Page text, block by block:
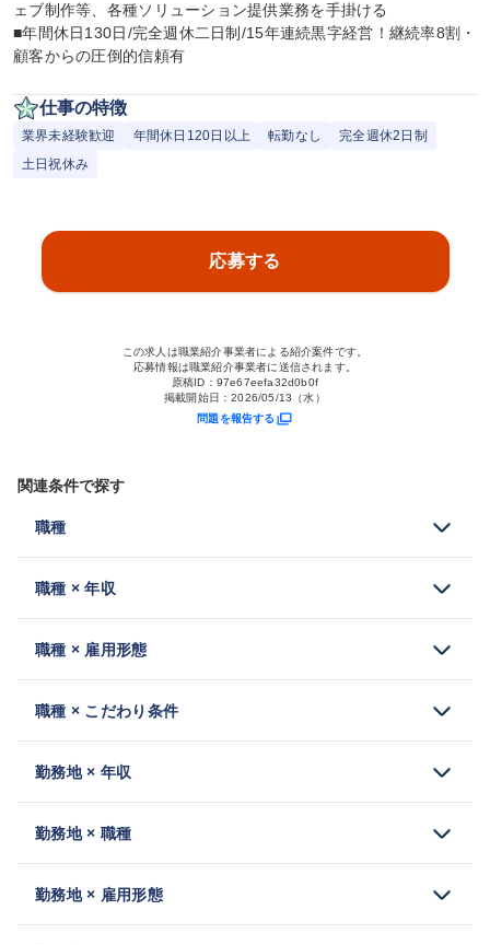
ェブ制作等、各種ソリューション提供業務を手掛ける
■年間休日130日/完全週休二日制/15年連続黒字経営！継続率8割・
顧客からの圧倒的信頼有
仕事の特徴
業界未経験歓迎 年間休日120日以上 転勤なし
完全週休2日制
土日祝休み
応募する
この求人は職業紹介事業者による紹介案件です。
応募情報は職業紹介事業者に送信されます。
原稿ID： 97e67eefa32d0b0f
掲載開始日：2026/05/13（水）
問題を報告する
関連条件で探す
職種
職種 × 年収
職種 × 雇用形態
職種 × こだわり条件
勤務地 × 年収
勤務地 × 職種
勤務地 × 雇用形態